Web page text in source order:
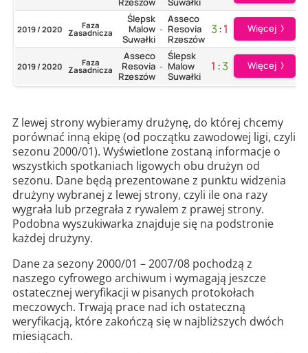
2019 / 2020 Faza
Zasadnicza
Ślepsk
Malow
Suwałki
-
Asseco
Resovia
Rzeszów
3:1 Więcej
2019 / 2020 Faza
Zasadnicza
Asseco
Resovia
Rzeszów
-
Ślepsk
Malow
Suwałki
1 :3 Więcej
Z lewej strony wybieramy drużynę, do której chcemy
porównać inną ekipę (od początku zawodowej ligi, czyli
sezonu 2000/01). Wyświetlone zostaną informacje o
wszystkich spotkaniach ligowych obu drużyn od
sezonu. Dane będą prezentowane z punktu widzenia
drużyny wybranej z lewej strony, czyli ile ona razy
wygrała lub przegrała z rywalem z prawej strony.
Podobna wyszukiwarka znajduje się na podstronie
każdej drużyny.
Dane za sezony 2000/01 – 2007/08 pochodzą z
naszego cyfrowego archiwum i wymagają jeszcze
ostatecznej weryfikacji w pisanych protokołach
meczowych. Trwają prace nad ich ostateczną
weryfikacją, które zakończą się w najbliższych dwóch
miesiącach.